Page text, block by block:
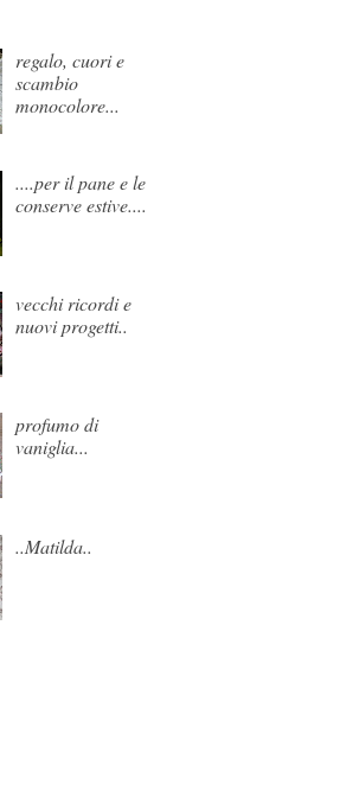
regalo, cuori e
scambio
monocolore...
....per il pane e le
conserve estive....
vecchi ricordi e
nuovi progetti..
profumo di
vaniglia...
..Matilda..